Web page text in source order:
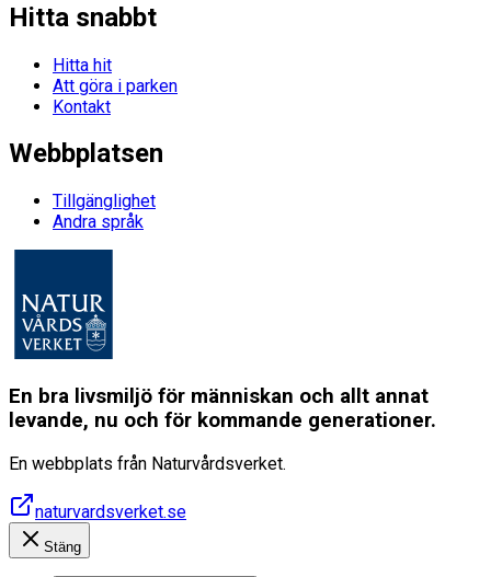
Hitta snabbt
Hitta hit
Att göra i parken
Kontakt
Webbplatsen
Tillgänglighet
Andra språk
En bra livsmiljö för människan och allt annat
levande, nu och för kommande generationer.
En webbplats från Naturvårdsverket.
naturvardsverket.se
Stäng